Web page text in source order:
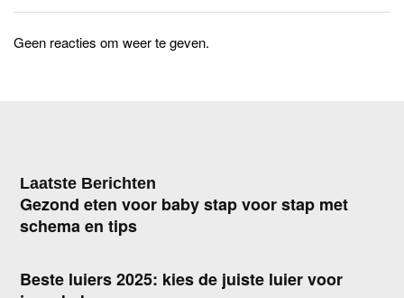
Geen reacties om weer te geven.
Laatste Berichten
Gezond eten voor baby stap voor stap met
schema en tips
Beste luiers 2025: kies de juiste luier voor